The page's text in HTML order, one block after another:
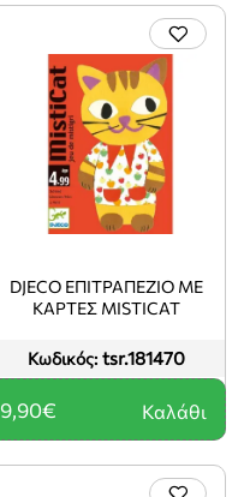
Κωδικός: tsr.181470
DJECO ΕΠΙΤΡΑΠΈΖΙΟ ΜΕ
ΚΆΡΤΕΣ MISTICAT
9,90€ Καλάθι